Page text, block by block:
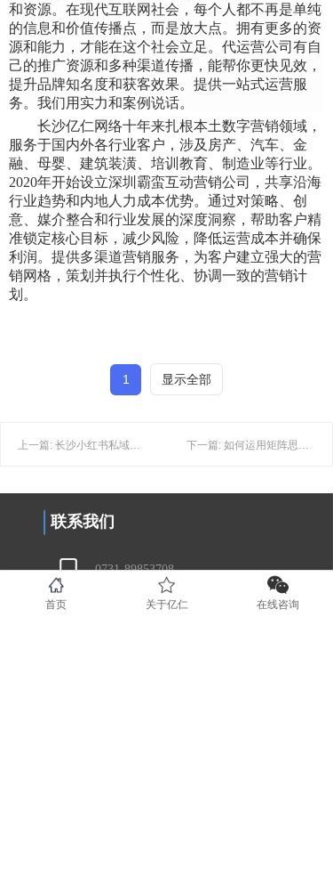
和资源。在现代互联网社会，每个人都不再是单纯
的信息和价值传播点，而是放大点。拥有更多的资
源和能力，才能在这个社会立足。代运营公司有自
己的推广资源和多种渠道传播，能帮你更快见效，
提升品牌知名度和获客效果。提供一站式运营服
务。我们用实力和案例说话。
长沙亿仁网络十年来扎根本土数字营销领域，
服务于国内外各行业客户，涉及房产、汽车、金
融、母婴、建筑装潢、培训教育、制造业等行业。
2020年开始设立深圳霸蛮互动营销公司，共享沿海
行业趋势和内地人力成本优势。通过对策略、创
意、媒介整合和行业发展的深度洞察，帮助客户精
准锁定核心目标，减少风险，降低运营成本并确保
利润。提供多渠道营销服务，为客户建立强大的营
销网格，策划并执行个性化、协调一致的营销计
划。
1 显示全部
上一篇: 长沙小红书私域引流：不懂流量，好产品也白搭！ 下一篇: 如何运用矩阵思维多元化长沙获客引流矩阵
联系我们
0731-89853708
www.yirenit.com
首页 关于亿仁 在线咨询